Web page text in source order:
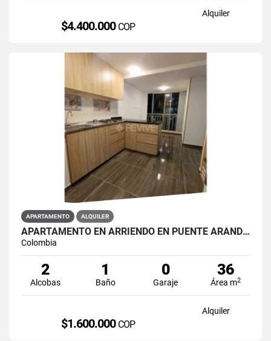
Alquiler
$4.400.000 COP
APARTAMENTO ALQUILER
APARTAMENTO EN ARRIENDO EN PUENTE ARANDA PRIMAVERA 6-39
Colombia
2
Alcobas
1
Baño
0
Garaje
36
Área m2
Alquiler
$1.600.000 COP